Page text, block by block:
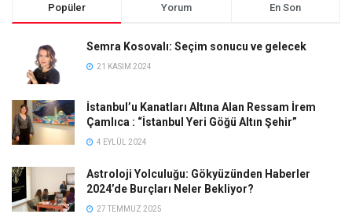
Popüler Yorum En Son
Semra Kosovalı: Seçim sonucu ve gelecek
21 KASIM 2024
İstanbul’u Kanatları Altına Alan Ressam İrem
Çamlıca : “İstanbul Yeri Göğü Altın Şehir”
4 EYLÜL 2024
Astroloji Yolculuğu: Gökyüzünden Haberler
2024’de Burçları Neler Bekliyor?
27 TEMMUZ 2025